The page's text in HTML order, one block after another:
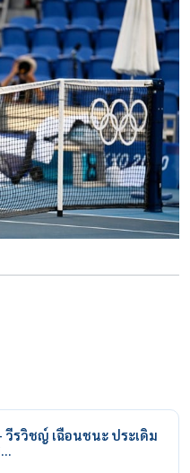
รวิชญ์ เฉือนชนะ ประเดิม